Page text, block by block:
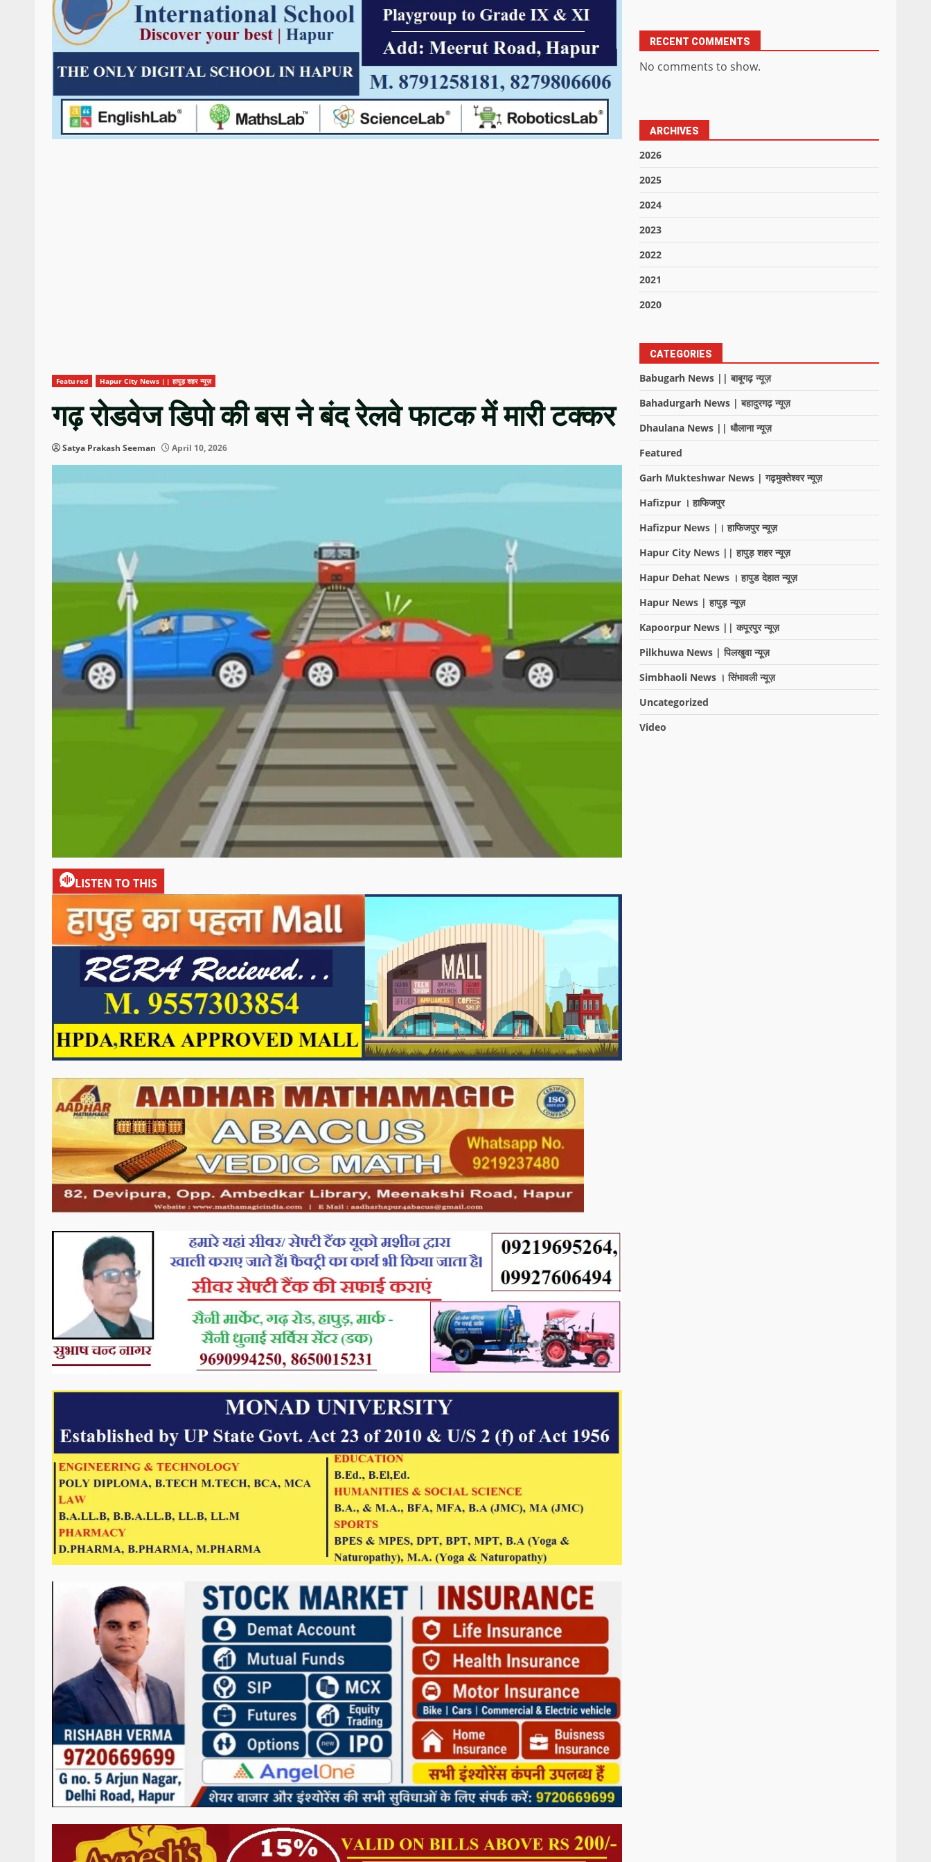
Featured Hapur City News || हापुड़ शहर न्यूज़
गढ़ रोडवेज डिपो की बस ने बंद रेलवे फाटक में मारी टक्कर
Satya Prakash Seeman April 10, 2026
LISTEN TO THIS
RECENT COMMENTS
No comments to show.
ARCHIVES
2026
2025
2024
2023
2022
2021
2020
CATEGORIES
Babugarh News || बाबूगढ़ न्यूज़
Bahadurgarh News | बहादुरगढ़ न्यूज़
Dhaulana News || धौलाना न्यूज़
Featured
Garh Mukteshwar News | गढ़मुक्तेश्वर न्यूज़
Hafizpur । हाफिजपुर
Hafizpur News |। हाफिजपुर न्यूज़
Hapur City News || हापुड़ शहर न्यूज़
Hapur Dehat News । हापुड देहात न्यूज़
Hapur News | हापुड़ न्यूज़
Kapoorpur News || कपूरपुर न्यूज़
Pilkhuwa News | पिलखुवा न्यूज़
Simbhaoli News । सिंभावली न्यूज़
Uncategorized
Video